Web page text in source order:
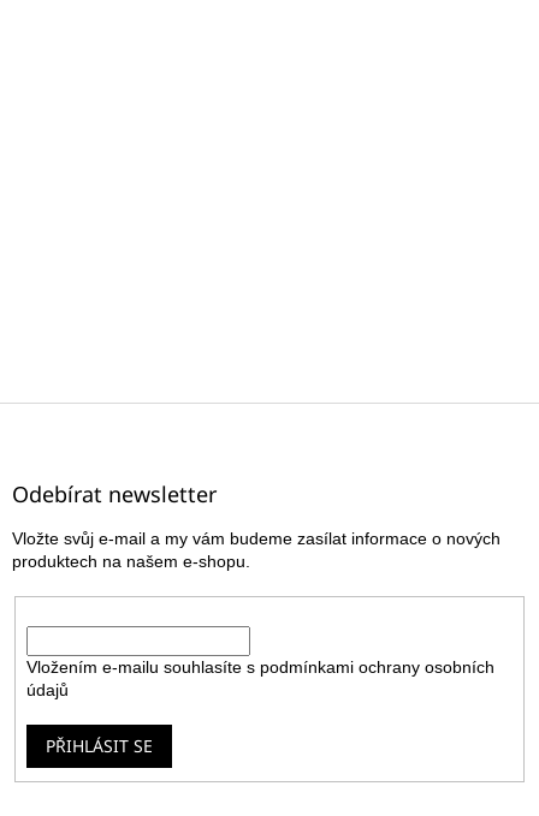
Z
Odebírat newsletter
Vložte svůj e-mail a my vám budeme zasílat informace o nových
produktech na našem e-shopu.
Vložením e-mailu souhlasíte s podmínkami ochrany osobních
údajů
PŘIHLÁSIT SE